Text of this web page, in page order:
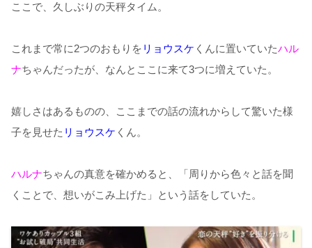
ここで、久しぶりの天秤タイム。
これまで常に2つのおもりを リョウスケ くんに置いていたハル
ナちゃんだったが、なんとここに来て3つに増えていた。
嬉しさはあるものの、ここまでの話の流れからして驚いた様
子を見せた リョウスケ くん。
ハルナちゃんの真意を確かめると、「周りから色々と話を聞
くことで、想いがこみ上げた」という話をしていた。